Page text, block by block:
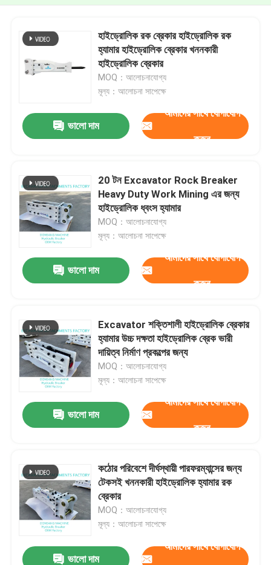
হাইড্রোলিক রক ব্রেকার হাইড্রোলিক রক
হ্যামার হাইড্রোলিক ব্রেকার খননকারী
হাইড্রোলিক ব্রেকার
MOQ：আলোচনাযোগ্য
মূল্য：আলোচনা সাপেক্ষে
ভালো দাম
আমাদের সাথে যোগাযোগ
করুন
20 টন Excavator Rock Breaker
Heavy Duty Work Mining এর জন্য
হাইড্রোলিক ধ্বংস হ্যামার
MOQ：আলোচনাযোগ্য
মূল্য：আলোচনা সাপেক্ষে
ভালো দাম
আমাদের সাথে যোগাযোগ
করুন
Excavator শক্তিশালী হাইড্রোলিক ব্রেকার
হ্যামার উচ্চ দক্ষতা হাইড্রোলিক ব্রেক ভারী
দায়িত্ব নির্মাণ প্রকল্পের জন্য
MOQ：আলোচনাযোগ্য
মূল্য：আলোচনা সাপেক্ষে
ভালো দাম
আমাদের সাথে যোগাযোগ
করুন
কঠোর পরিবেশে দীর্ঘস্থায়ী পারফরম্যান্সের জন্য
টেকসই খননকারী হাইড্রোলিক হ্যামার রক
ব্রেকার
MOQ：আলোচনাযোগ্য
মূল্য：আলোচনা সাপেক্ষে
ভালো দাম
আমাদের সাথে যোগাযোগ